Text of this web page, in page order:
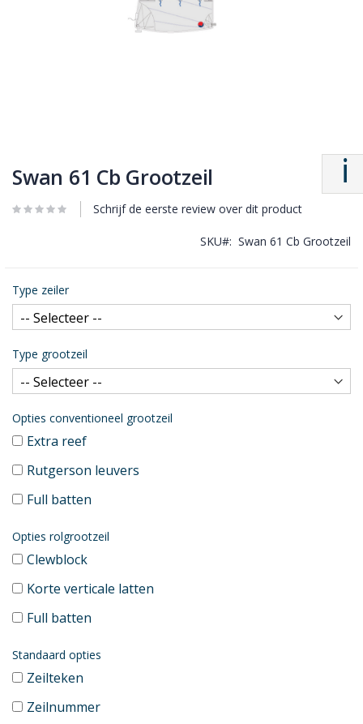
Swan 61 Cb Grootzeil
Schrijf de eerste review over dit product
SKU Swan 61 Cb Grootzeil
Type zeiler
Type grootzeil
Opties conventioneel grootzeil
Extra reef
Rutgerson leuvers
Full batten
Opties rolgrootzeil
Clewblock
Korte verticale latten
Full batten
Standaard opties
Zeilteken
Zeilnummer